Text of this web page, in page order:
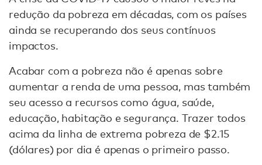
redução da pobreza em décadas, com os países
ainda se recuperando dos seus contínuos
impactos.
Acabar com a pobreza não é apenas sobre
aumentar a renda de uma pessoa, mas também
seu acesso a recursos como água, saúde,
educação, habitação e segurança. Trazer todos
acima da linha de extrema pobreza de $2.15
(dólares) por dia é apenas o primeiro passo.